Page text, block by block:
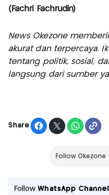
(Fachri Fachrudin)
News Okezone
akurat dan terpercaya.
tentang politik, sosial,
langsung dari sumber
Share
Follow
FollowWhatsApp